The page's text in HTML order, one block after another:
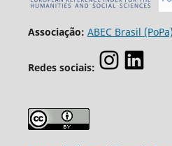
Associação: ABEC Brasil (PoPa)
Redes sociais: